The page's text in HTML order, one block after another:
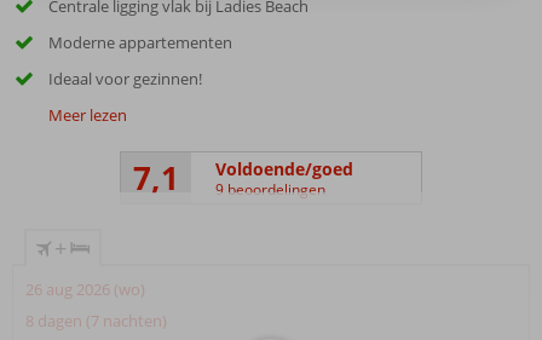
Centrale ligging vlak bij Ladies Beach
Moderne appartementen
Ideaal voor gezinnen!
Meer lezen
7,1 Voldoende/goed
9 beoordelingen
+
26 aug 2026 (wo)
8 dagen (7 nachten)